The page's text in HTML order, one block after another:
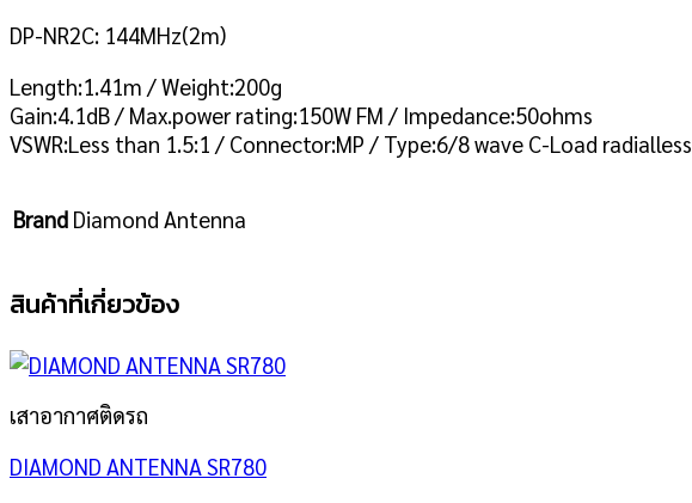
DP-NR2C: 144MHz(2m)
Length:1.41m / Weight:200g
Gain:4.1dB / Max.power rating:150W FM / Impedance:50ohms
VSWR:Less than 1.5:1 / Connector:MP / Type:6/8 wave C-Load radialless
Brand Diamond Antenna
สินค้าที่เกี่ยวข้อง
เสาอากาศติดรถ
DIAMOND ANTENNA SR780